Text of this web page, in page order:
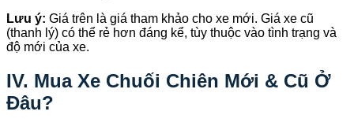
Lưu ý: Giá trên là giá tham khảo cho xe mới. Giá xe cũ
(thanh lý) có thể rẻ hơn đáng kể, tùy thuộc vào tình trạng và
độ mới của xe.
IV. Mua Xe Chuối Chiên Mới & Cũ Ở
Đâu?